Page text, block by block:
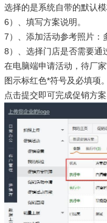
选择的是系统自带的默认
6）、填写方案说明。
7）、添加活动参考照片：
8）、选择门店是否需要通
在电脑端申请活动，待厂
图示标红色*符号及必填项
点击提交即可完成促销方